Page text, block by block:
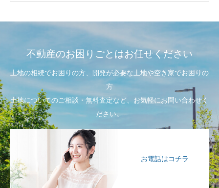
不動産のお困りごとはお任せください
土地の相続でお困りの方、開発が必要な土地や空き家でお困りの
方
土地についてのご相談・無料査定など、お気軽にお問い合わせく
ださい。
お電話はコチラ